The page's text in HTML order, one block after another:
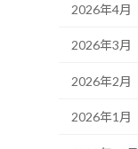
2026年4月
2026年3月
2026年2月
2026年1月